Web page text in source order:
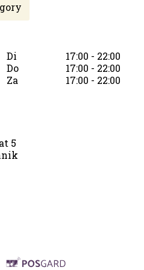
Di
17:00 - 22:00
Do
17:00 - 22:00
Za
17:00 - 22:00
5